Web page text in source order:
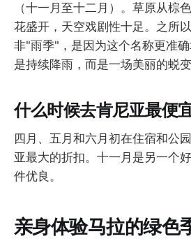
（十一月至十二月）。草原从棕
花盛开，天空戏剧性十足。之所
非"雨季"，是因为这个名称更准
是持续降雨，而是一场美丽的蜕变
什么时候去肯尼亚最便
四月、五月和六月初在住宿和公
亚最大的折扣。十一月是另一个
件优良。
亲身体验马拉的绿色